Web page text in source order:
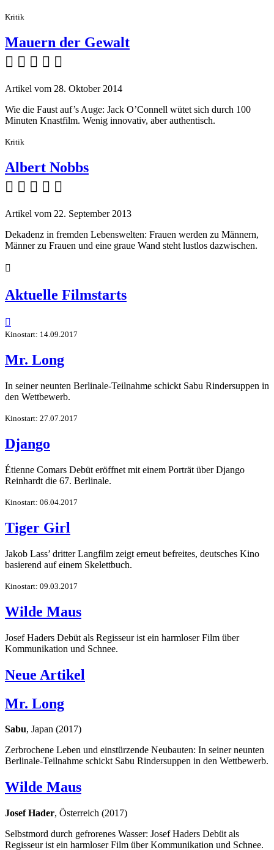
Kritik
Mauern der Gewalt
    
Artikel vom 28. Oktober 2014
Wie die Faust auf’s Auge: Jack O’Connell wütet sich durch 100
Minuten Knastfilm. Wenig innovativ, aber authentisch.
Kritik
Albert Nobbs
    
Artikel vom 22. September 2013
Dekadenz in fremden Lebenswelten: Frauen werden zu Männern,
Männer zu Frauen und eine graue Wand steht lustlos dazwischen.

Aktuelle Filmstarts

Kinostart: 14.09.2017
Mr. Long
In seiner neunten Berlinale-Teilnahme schickt Sabu Rindersuppen in
den Wettbewerb.
Kinostart: 27.07.2017
Django
Étienne Comars Debüt eröffnet mit einem Porträt über Django
Reinhardt die 67. Berlinale.
Kinostart: 06.04.2017
Tiger Girl
Jakob Lass’ dritter Langfilm zeigt erneut befreites, deutsches Kino
basierend auf einem Skelettbuch.
Kinostart: 09.03.2017
Wilde Maus
Josef Haders Debüt als Regisseur ist ein harmloser Film über
Kommunikation und Schnee.
Neue Artikel
Mr. Long
Sabu, Japan (2017)
Zerbrochene Leben und einstürzende Neubauten: In seiner neunten
Berlinale-Teilnahme schickt Sabu Rindersuppen in den Wettbewerb.
Wilde Maus
Josef Hader, Österreich (2017)
Selbstmord durch gefrorenes Wasser: Josef Haders Debüt als
Regisseur ist ein harmloser Film über Kommunikation und Schnee.